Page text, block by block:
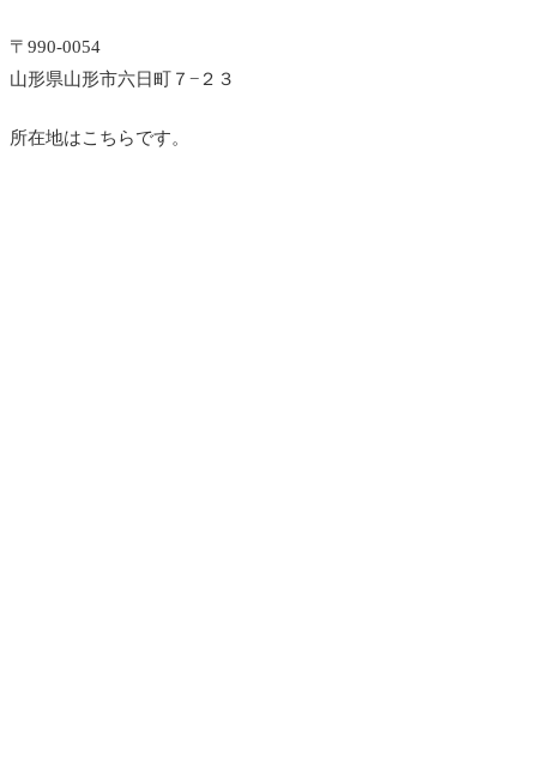
〒990-0054
山形県山形市六日町７−２３
所在地はこちらです。